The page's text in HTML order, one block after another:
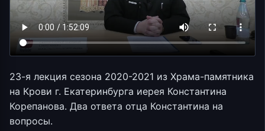
23-я лекция сезона 2020-2021 из Храма-памятника
на Крови г. Екатеринбурга иерея Константина
Корепанова. Два ответа отца Константина на
вопросы.